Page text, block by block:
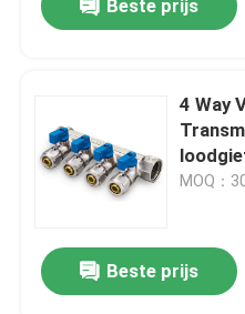
Beste prijs
4 Way
MOQ：
Beste prijs